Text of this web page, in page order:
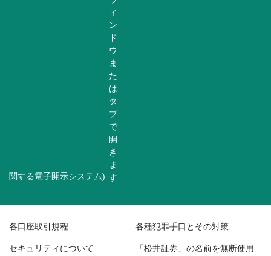
関する電子開示システム)
各口座取引規程 各種犯罪手口とその対策
セキュリティについて 「松井証券」の名前を無断使用